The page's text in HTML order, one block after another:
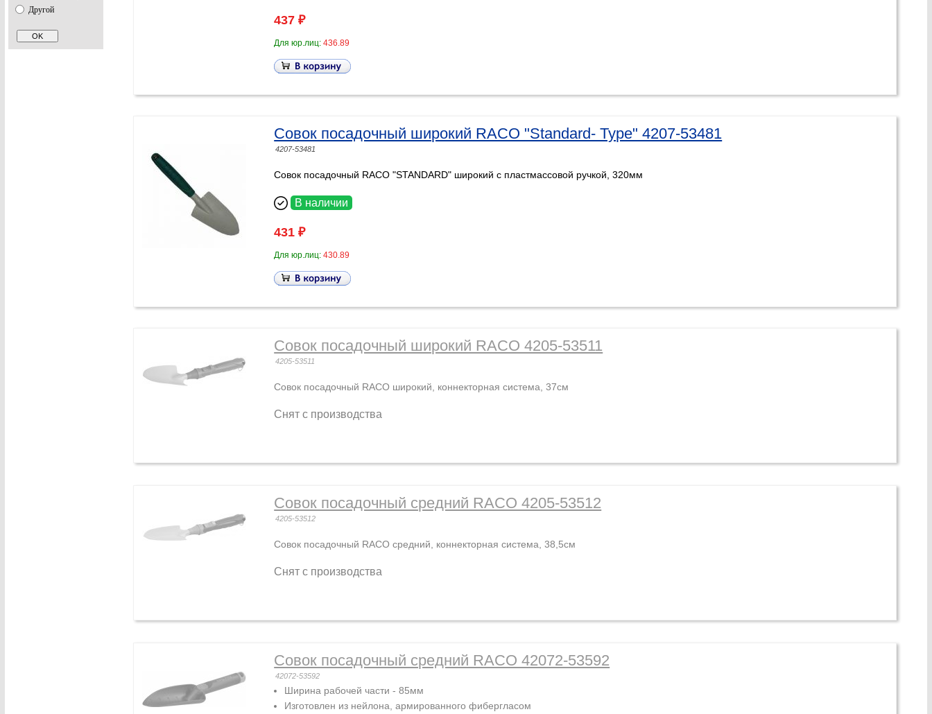
Другой
437 ₽
Для юр.лиц:436.89
Совок посадочный широкий RACO "Standard- Type" 4207-53481
4207-53481
Совок посадочный RACO "STANDARD" широкий с пластмассовой ручкой, 320мм
В наличии
431 ₽
Для юр.лиц:430.89
Совок посадочный широкий RACO 4205-53511
4205-53511
Совок посадочный RACO широкий, коннекторная система, 37см
Снят с производства
Совок посадочный средний RACO 4205-53512
4205-53512
Совок посадочный RACO средний, коннекторная система, 38,5см
Снят с производства
Совок посадочный средний RACO 42072-53592
42072-53592
Ширина рабочей части - 85мм
Изготовлен из нейлона, армированного фибергласом